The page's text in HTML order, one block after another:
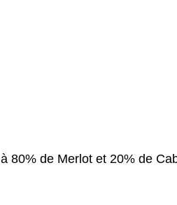
à 80% de Merlot et 20% de